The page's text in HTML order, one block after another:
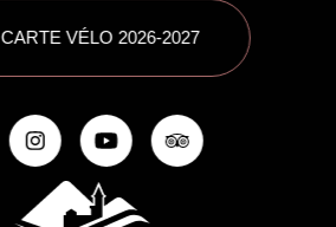
CARTE VÉLO 2026-2027